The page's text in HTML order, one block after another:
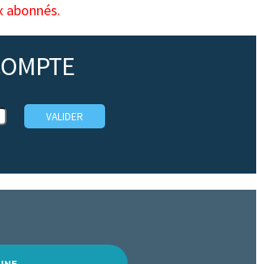
abonnés.